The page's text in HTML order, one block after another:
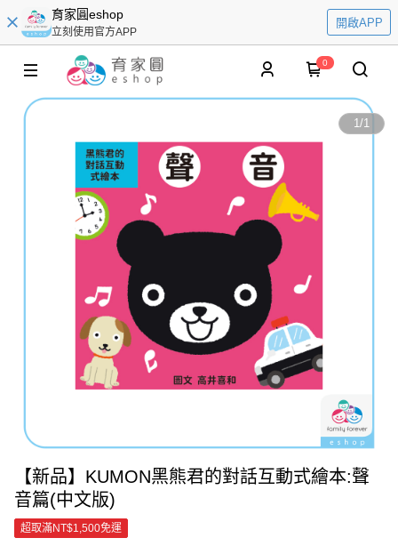
育家圓eshop
立刻使用官方APP
開啟APP
0
1/1
【新品】KUMON黑熊君的對話互動式繪本:聲
音篇(中文版)
超取滿NT$1,500免運